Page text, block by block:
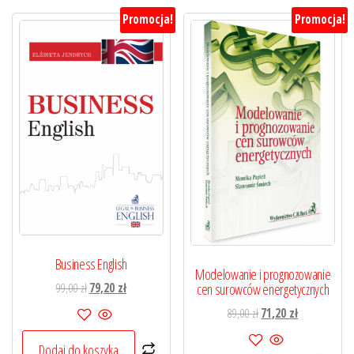
Promocja!
Business English
99,00złPierwotna
cena
wynosiła:
99,00 zł.
79,20 złAktualna
79,20 zł.
Dodaj do koszyka
Promocja!
Modelowanie i prognozowanie
cen surowców energetycznych
89,00złPierwotna
cena
wynosiła:
71,20 złAktualna